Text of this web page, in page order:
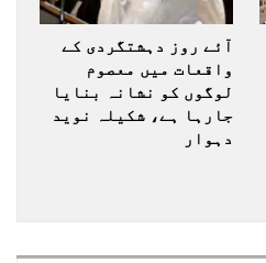
آئے روز دہشتگردی کے
واقعات میں معصوم
لوگوں کو نشانہ بنایا
جارہا ہے، شکیلہ نوید
دہوار